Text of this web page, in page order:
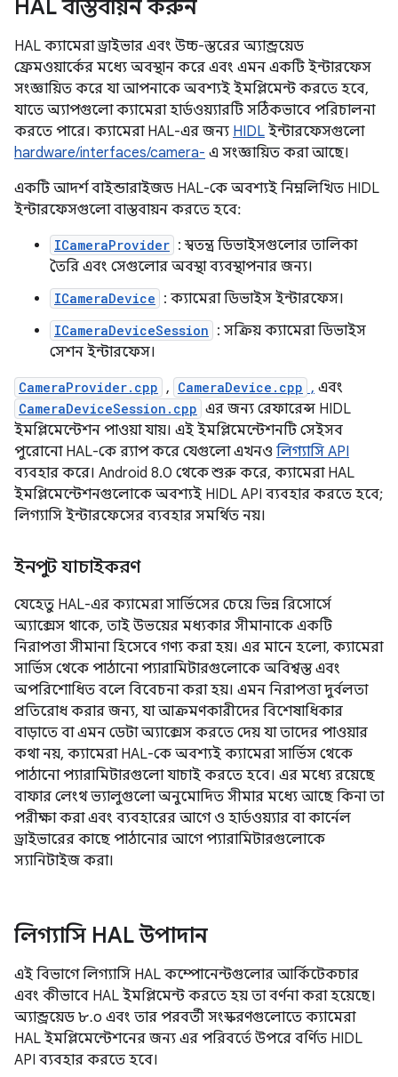
HAL বাস্তবায়ন করুন
HAL ক্যামেরা ড্রাইভার এবং উচ্চ-স্তরের অ্যান্ড্রয়েড
ফ্রেমওয়ার্কের মধ্যে অবস্থান করে এবং এমন একটি ইন্টারফেস
সংজ্ঞায়িত করে যা আপনাকে অবশ্যই ইমপ্লিমেন্ট করতে হবে,
যাতে অ্যাপগুলো ক্যামেরা হার্ডওয়্যারটি সঠিকভাবে পরিচালনা
করতে পারে। ক্যামেরা HAL-এর জন্য HIDL ইন্টারফেসগুলো
hardware/interfaces/camera- এ সংজ্ঞায়িত করা আছে।
একটি আদর্শ বাইন্ডারাইজড HAL-কে অবশ্যই নিম্নলিখিত HIDL
ইন্টারফেসগুলো বাস্তবায়ন করতে হবে:
ICameraProvider : স্বতন্ত্র ডিভাইসগুলোর তালিকা
তৈরি এবং সেগুলোর অবস্থা ব্যবস্থাপনার জন্য।
ICameraDevice : ক্যামেরা ডিভাইস ইন্টারফেস।
ICameraDeviceSession : সক্রিয় ক্যামেরা ডিভাইস
সেশন ইন্টারফেস।
CameraProvider.cpp , CameraDevice.cpp , এবং
CameraDeviceSession.cpp এর জন্য রেফারেন্স HIDL
ইমপ্লিমেন্টেশন পাওয়া যায়। এই ইমপ্লিমেন্টেশনটি সেইসব
পুরোনো HAL-কে র‍্যাপ করে যেগুলো এখনও লিগ্যাসি API
ব্যবহার করে। Android 8.0 থেকে শুরু করে, ক্যামেরা HAL
ইমপ্লিমেন্টেশনগুলোকে অবশ্যই HIDL API ব্যবহার করতে হবে;
লিগ্যাসি ইন্টারফেসের ব্যবহার সমর্থিত নয়।
ইনপুট যাচাইকরণ
যেহেতু HAL-এর ক্যামেরা সার্ভিসের চেয়ে ভিন্ন রিসোর্সে
অ্যাক্সেস থাকে, তাই উভয়ের মধ্যকার সীমানাকে একটি
নিরাপত্তা সীমানা হিসেবে গণ্য করা হয়। এর মানে হলো, ক্যামেরা
সার্ভিস থেকে পাঠানো প্যারামিটারগুলোকে অবিশ্বস্ত এবং
অপরিশোধিত বলে বিবেচনা করা হয়। এমন নিরাপত্তা দুর্বলতা
প্রতিরোধ করার জন্য, যা আক্রমণকারীদের বিশেষাধিকার
বাড়াতে বা এমন ডেটা অ্যাক্সেস করতে দেয় যা তাদের পাওয়ার
কথা নয়, ক্যামেরা HAL-কে অবশ্যই ক্যামেরা সার্ভিস থেকে
পাঠানো প্যারামিটারগুলো যাচাই করতে হবে। এর মধ্যে রয়েছে
বাফার লেংথ ভ্যালুগুলো অনুমোদিত সীমার মধ্যে আছে কিনা তা
পরীক্ষা করা এবং ব্যবহারের আগে ও হার্ডওয়্যার বা কার্নেল
ড্রাইভারের কাছে পাঠানোর আগে প্যারামিটারগুলোকে
স্যানিটাইজ করা।
লিগ্যাসি HAL উপাদান
এই বিভাগে লিগ্যাসি HAL কম্পোনেন্টগুলোর আর্কিটেকচার
এবং কীভাবে HAL ইমপ্লিমেন্ট করতে হয় তা বর্ণনা করা হয়েছে।
অ্যান্ড্রয়েড ৮.০ এবং তার পরবর্তী সংস্করণগুলোতে ক্যামেরা
HAL ইমপ্লিমেন্টেশনের জন্য এর পরিবর্তে উপরে বর্ণিত HIDL
API ব্যবহার করতে হবে।